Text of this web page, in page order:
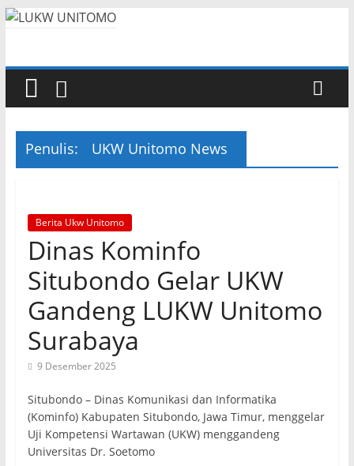
Penulis: UKW Unitomo News
Berita Ukw Unitomo
Dinas Kominfo
Situbondo Gelar UKW
Gandeng LUKW Unitomo
Surabaya
9 Desember 2025
Situbondo – Dinas Komunikasi dan Informatika
(Kominfo) Kabupaten Situbondo, Jawa Timur, menggelar
Uji Kompetensi Wartawan (UKW) menggandeng
Universitas Dr. Soetomo